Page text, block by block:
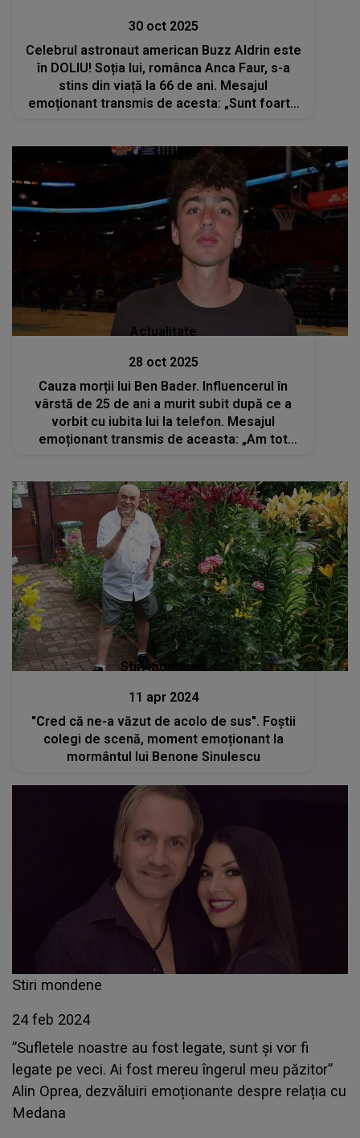
30 oct 2025
Celebrul astronaut american Buzz Aldrin este
în DOLIU! Soția lui, românca Anca Faur, s-a
stins din viață la 66 de ani. Mesajul
emoționant transmis de acesta: „Sunt foarte
Actualitate
28 oct 2025
Cauza morții lui Ben Bader. Influencerul în
vârstă de 25 de ani a murit subit după ce a
vorbit cu iubita lui la telefon. Mesajul
emoționant transmis de aceasta: „Am tot
Stiri mondene
11 apr 2024
"Cred că ne-a văzut de acolo de sus". Foștii
colegi de scenă, moment emoționant la
mormântul lui Benone Sinulescu
Stiri mondene
24 feb 2024
”Sufletele noastre au fost legate, sunt și vor fi
legate pe veci. Ai fost mereu îngerul meu păzitor”
Alin Oprea, dezvăluiri emoționante despre relația cu
Medana